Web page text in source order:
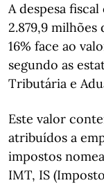
A despesa
2.879,9 milhões
16% face ao
segundo as
Tributária e
Este valor
atribuídos a
impostos
IMT, IS